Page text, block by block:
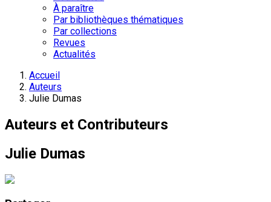
À paraître
Par bibliothèques thématiques
Par collections
Revues
Actualités
Accueil
Auteurs
Julie Dumas
Auteurs et Contributeurs
Julie Dumas